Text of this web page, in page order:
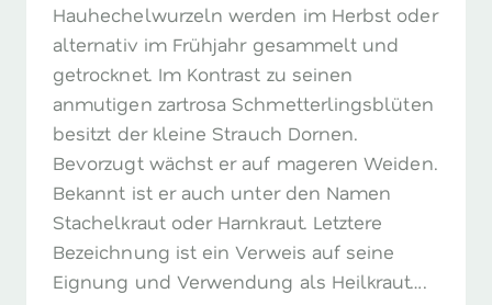
Hauhechelwurzeln werden im Herbst oder
alternativ im Frühjahr gesammelt und
getrocknet. Im Kontrast zu seinen
anmutigen zartrosa Schmetterlingsblüten
besitzt der kleine Strauch Dornen.
Bevorzugt wächst er auf mageren Weiden.
Bekannt ist er auch unter den Namen
Stachelkraut oder Harnkraut. Letztere
Bezeichnung ist ein Verweis auf seine
Eignung und Verwendung als Heilkraut….